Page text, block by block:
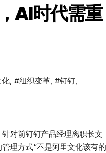
AI时代需重
化, #组织变革, #钉钉,
对前钉钉产品经理离职长文
理方式“不是阿里文化该有的